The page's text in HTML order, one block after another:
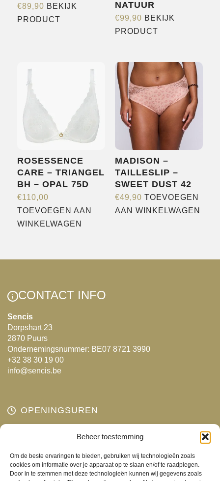
Beheer toestemming
Om de beste ervaringen te bieden, gebruiken wij technologieën zoals
cookies om informatie over je apparaat op te slaan en/of te raadplegen.
Door in te stemmen met deze technologieën kunnen wij gegevens zoals
€89,90 BEKIJK
PRODUCT
variaties.
gekozen
worden
de
productpagina
NATUUR
€99,90 BEKIJK
PRODUCT
meerdere
variaties.
Deze
optie
kan
gekozen
worden
op
de
productpagina
ROSESSENCE
CARE – TRIANGEL
BH – OPAL 75D
€110,00
TOEVOEGEN AAN
WINKELWAGEN
MADISON –
TAILLESLIP –
SWEET DUST 42
€49,90 TOEVOEGEN
AAN WINKELWAGEN
CONTACT INFO
Sencis
Dorpshart 23
2870 Puurs
Ondernemingsnummer: BE07 8721 3990
+32 38 30 19 00
info@sencis.be
OPENINGSUREN
Gesloten
Woensdag
10:00 - 18:00
Donderdag
10:00 - 18:00